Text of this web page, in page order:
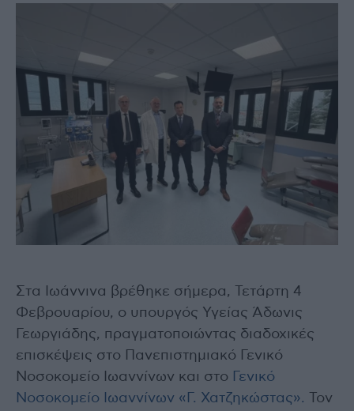
Στα Ιωάννινα βρέθηκε σήμερα, Τετάρτη 4
Φεβρουαρίου, ο υπουργός Υγείας Άδωνις
Γεωργιάδης, πραγματοποιώντας διαδοχικές
επισκέψεις στο Πανεπιστημιακό Γενικό
Νοσοκομείο Ιωαννίνων και στο Γενικό
Νοσοκομείο Ιωαννίνων «Γ. Χατζηκώστας».
Τον